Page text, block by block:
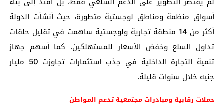
أسواق منظمة ومناطق لوجستية متطورة، حيث أنشأت الدولة
أكثر من 14 منطقة تجارية ولوجستية ساهمت في تقليل حلقات
تداول السلع وخفض الأسعار للمستهلكين. كما أسهم جهاز
تنمية التجارة الداخلية في جذب استثمارات تجاوزت 50 مليار
جنيه خلال سنوات قليلة.
حملات رقابية ومبادرات مجتمعية تدعم المواطن